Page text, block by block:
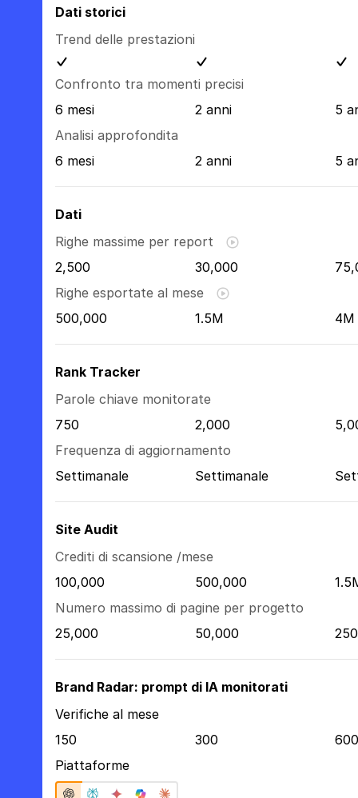
Dati storici
Trend delle prestazioni
Confronto tra momenti precisi
6 mesi
2 anni
5
Analisi approfondita
6 mesi
2 anni 5
Dati
Righe massime per report
2,500
30,000
Righe esportate al mese
500,000
1.5M 4M
Rank Tracker
Parole chiave monitorate
750
2,000
Frequenza di aggiornamento
Settimanale
Settimanale
Site Audit
Crediti di scansione /mese
100,000
500,000
Numero massimo di pagine per progetto
25,000
50,000
Brand Radar: prompt di IA monitorati
Verifiche al mese
150
300
600
Piattaforme